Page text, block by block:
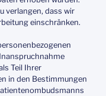
verlangen, dass wir
einschränken.
Teil Ihrer
in den Bestimmungen